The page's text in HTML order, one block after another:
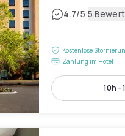
4.7/5|5
Kostenlose
Zahlung im Hotel
10h -